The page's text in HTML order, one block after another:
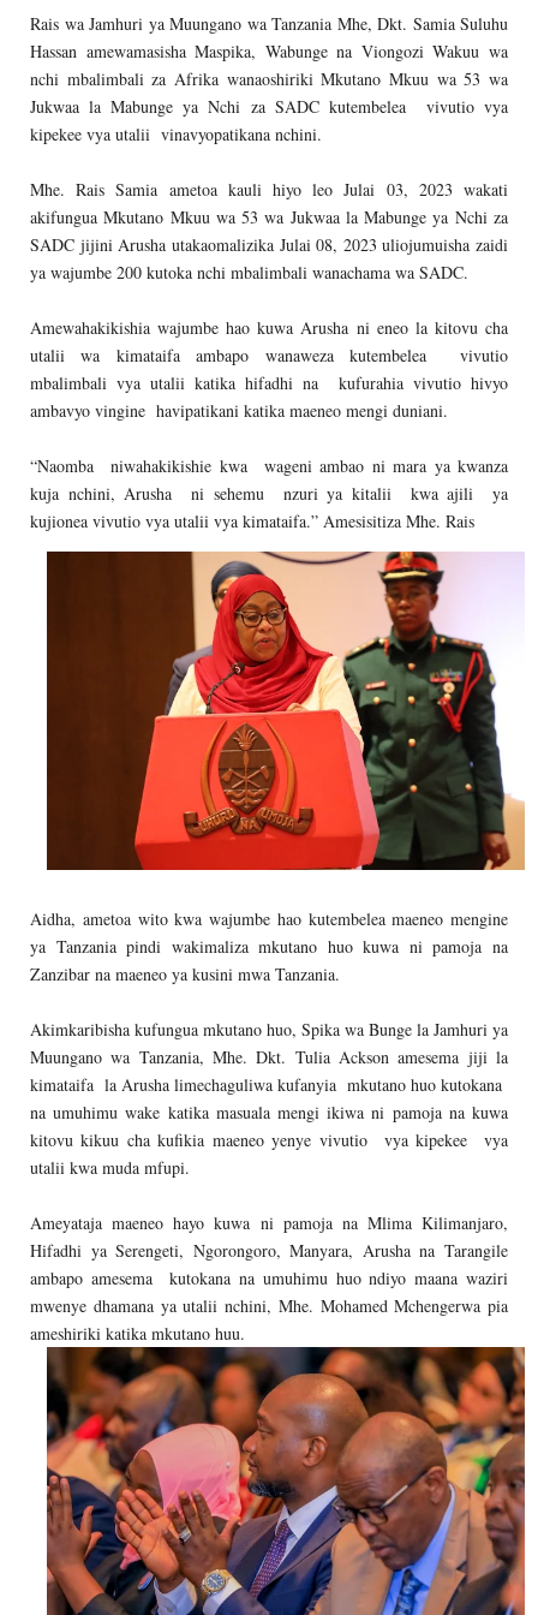
Rais wa Jamhuri ya Muungano wa Tanzania Mhe, Dkt. Samia Suluhu
Hassan amewamasisha Maspika, Wabunge na Viongozi Wakuu wa
nchi mbalimbali za Afrika wanaoshiriki Mkutano Mkuu wa 53 wa
Jukwaa la Mabunge ya Nchi za SADC kutembelea vivutio vya
kipekee vya utalii vinavyopatikana nchini.
Mhe. Rais Samia ametoa kauli hiyo leo Julai 03, 2023 wakati
akifungua Mkutano Mkuu wa 53 wa Jukwaa la Mabunge ya Nchi za
SADC jijini Arusha utakaomalizika Julai 08, 2023 uliojumuisha zaidi
ya wajumbe 200 kutoka nchi mbalimbali wanachama wa SADC.
Amewahakikishia wajumbe hao kuwa Arusha ni eneo la kitovu cha
utalii wa kimataifa ambapo wanaweza kutembelea vivutio
mbalimbali vya utalii katika hifadhi na kufurahia vivutio hivyo
ambavyo vingine havipatikani katika maeneo mengi duniani.
“Naomba niwahakikishie kwa wageni ambao ni mara ya kwanza
kuja nchini, Arusha ni sehemu nzuri ya kitalii kwa ajili ya
kujionea vivutio vya utalii vya kimataifa.” Amesisitiza Mhe. Rais
Aidha, ametoa wito kwa wajumbe hao kutembelea maeneo mengine
ya Tanzania pindi wakimaliza mkutano huo kuwa ni pamoja na
Zanzibar na maeneo ya kusini mwa Tanzania.
Akimkaribisha kufungua mkutano huo, Spika wa Bunge la Jamhuri ya
Muungano wa Tanzania, Mhe. Dkt. Tulia Ackson amesema jiji la
kimataifa la Arusha limechaguliwa kufanyia mkutano huo kutokana
na umuhimu wake katika masuala mengi ikiwa ni pamoja na kuwa
kitovu kikuu cha kufikia maeneo yenye vivutio vya kipekee vya
utalii kwa muda mfupi.
Ameyataja maeneo hayo kuwa ni pamoja na Mlima Kilimanjaro,
Hifadhi ya Serengeti, Ngorongoro, Manyara, Arusha na Tarangile
ambapo amesema kutokana na umuhimu huo ndiyo maana waziri
mwenye dhamana ya utalii nchini, Mhe. Mohamed Mchengerwa pia
ameshiriki katika mkutano huu.